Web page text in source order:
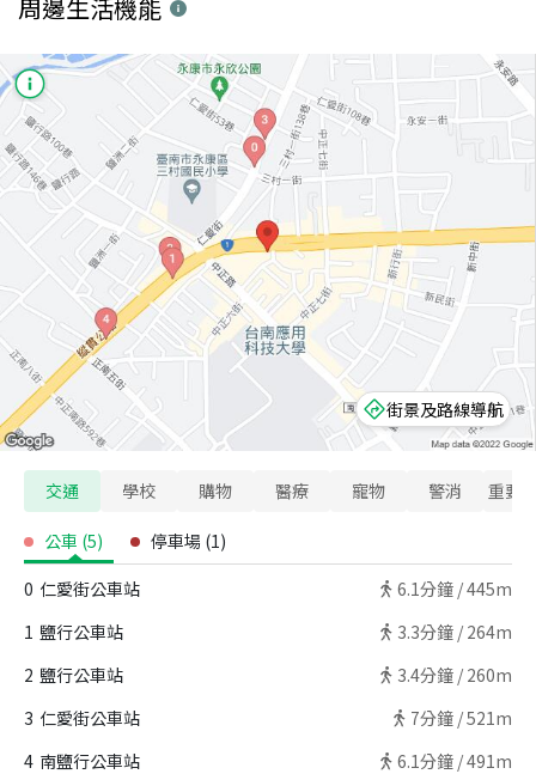
周邊生活機能
街景及路線導航
交通 學校 購物 醫療 寵物 警消 重要
公車 (5) 停車場 (1)
0 仁愛街公車站 6.1分鐘 /445m
1 鹽行公車站 3.3分鐘 / 264m
2 鹽行公車站 3.4分鐘 / 260m
3 仁愛街公車站 7分鐘 /521m
4 南鹽行公車站 6.1分鐘 /491m